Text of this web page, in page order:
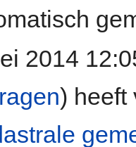
2014
)